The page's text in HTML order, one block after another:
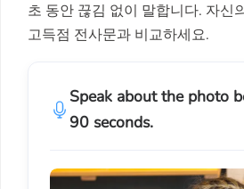
초 동안 끊김 없이 말합니다. 자신
고득점 전사문과 비교하세요.
Speak about the photo
90 seconds.